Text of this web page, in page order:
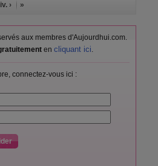
› »
aux membres d'Aujourdhui.com.
en cliquant ici.
connectez-vous ici :